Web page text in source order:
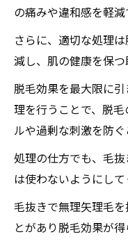
の痛みや違和感を軽減
さらに、適切な処理
減し、肌の健康を保つ
脱毛効果を最大限に
理を行うことで、脱
ルや過剰な刺激を防ぐ
処理の仕方でも、毛
は使わないようにして
毛抜きで無理矢理毛
とがあり脱毛効果が